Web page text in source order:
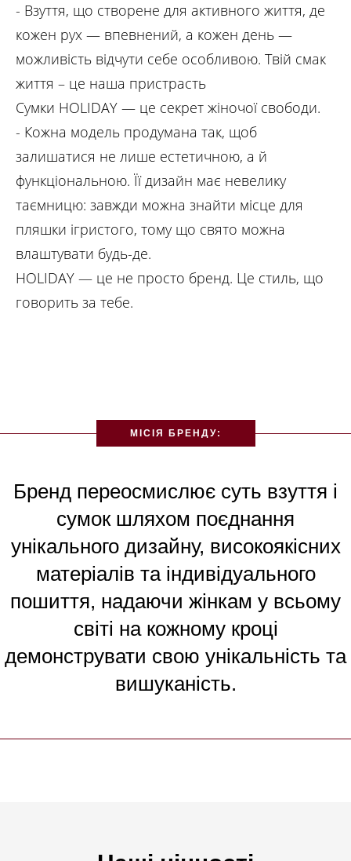
- Взуття, що створене для активного життя, де
кожен рух — впевнений, а кожен день —
можливість відчути себе особливою. Твій смак
життя – це наша пристрасть
Сумки HOLIDAY — це секрет жіночої свободи.
- Кожна модель продумана так, щоб
залишатися не лише естетичною, а й
функціональною. Її дизайн має невелику
таємницю: завжди можна знайти місце для
пляшки ігристого, тому що свято можна
влаштувати будь-де.
HOLIDAY — це не просто бренд. Це стиль, що
говорить за тебе.
МІСІЯ БРЕНДУ:
Бренд переосмислює суть взуття і
сумок шляхом поєднання
унікального дизайну, високоякісних
матеріалів та індивідуального
пошиття, надаючи жінкам у всьому
світі на кожному кроці
демонструвати свою унікальність та
вишуканість.